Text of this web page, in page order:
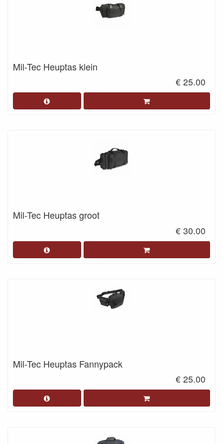
Mil-Tec Heuptas klein
€ 25.00
Mil-Tec Heuptas groot
€ 30.00
Mil-Tec Heuptas Fannypack
€ 25.00